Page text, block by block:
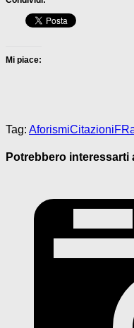
Mi piace:
Tag: AforismiCitazioni
Potrebbero interessarti